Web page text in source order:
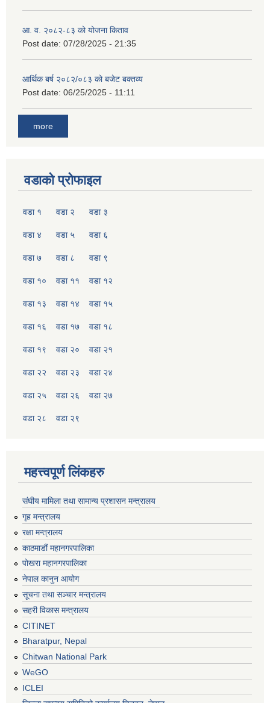
आ. व. २०८२-८३ को योजना किताव
Post date: 07/28/2025 - 21:35
आर्थिक बर्ष २०८२/०८३ को बजेट बक्तव्य
Post date: 06/25/2025 - 11:11
more
वडाको प्रोफाइल
वडा १ वडा २ वडा ३
वडा ४ वडा ५ वडा ६
वडा ७ वडा ८ वडा ९
वडा १० वडा ११ वडा १२
वडा १३ वडा १४ वडा १५
वडा १६ वडा १७ वडा १८
वडा १९ वडा २० वडा २१
वडा २२ वडा २३ वडा २४
वडा २५ वडा २६ वडा २७
वडा २८ वडा २९
महत्त्वपूर्ण लिंकहरु
संघीय मामिला तथा सामान्य प्रशासन मन्त्रालय
गृह मन्त्रालय
रक्षा मन्त्रालय
काठमाडौं महानगरपालिका
पोखरा महानगरपालिका
नेपाल कानुन आयोग
सूचना तथा सञ्चार मन्त्रालय
सहरी विकास मन्त्रालय
CITINET
Bharatpur, Nepal
Chitwan National Park
WeGO
ICLEI